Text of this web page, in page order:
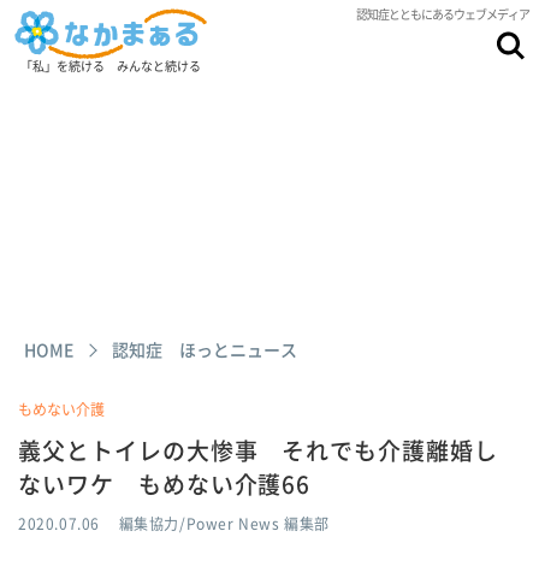
認知症とともにあるウェブメディア
「私」を続ける みんなと続ける
HOME 認知症 ほっとニュース
もめない介護
義父とトイレの大惨事 それでも介護離婚し
ないワケ もめない介護66
2020.07.06 編集協力/Power News 編集部